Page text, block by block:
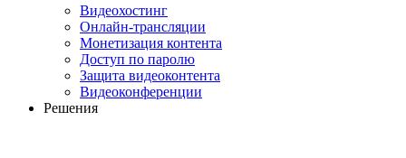
Видеохостинг
Онлайн-трансляции
Монетизация контента
Доступ по паролю
Защита видеоконтента
Видеоконференции
Решения